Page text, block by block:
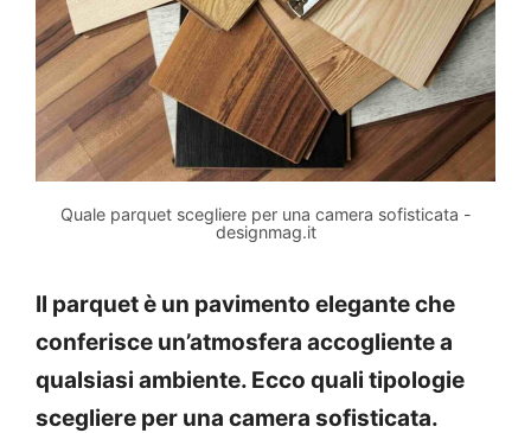
Quale parquet scegliere per una camera sofisticata -
designmag.it
Il parquet è un pavimento elegante che
conferisce un’atmosfera accogliente a
qualsiasi ambiente. Ecco quali tipologie
scegliere per una camera sofisticata.